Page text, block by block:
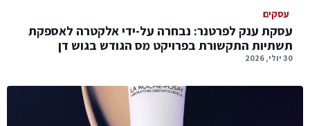
עסקים
עסקת ענק לפרטנר: נבחרה על-ידי אלקטרה לאספקת
תשתיות התקשורת בפרויקט מס הגודש בגוש דן
30 יולי, 2026